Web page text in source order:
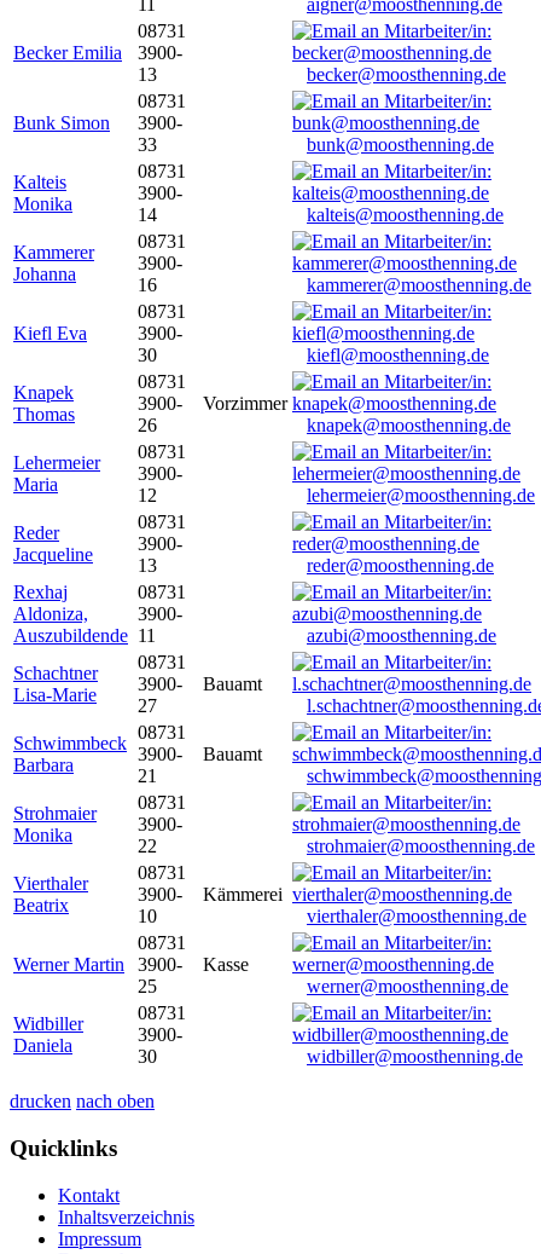
aigner@moosthenning.de
Becker Emilia
08731
3900-
13
becker@moosthenning.de
Bunk Simon
08731
3900-
33
bunk@moosthenning.de
Kalteis
Monika
08731
3900-
14
kalteis@moosthenning.de
Kammerer
Johanna
08731
3900-
16
kammerer@moosthenning.de
Kiefl Eva
08731
3900-
30
kiefl@moosthenning.de
Knapek
Thomas
08731
3900-
26
Vorzimmer
knapek@moosthenning.de
Lehermeier
Maria
08731
3900-
12
lehermeier@moosthenning.de
Reder
Jacqueline
08731
3900-
13
reder@moosthenning.de
Rexhaj
Aldoniza,
Auszubildende
08731
3900-
11
azubi@moosthenning.de
Schachtner
Lisa-Marie
08731
3900-
27
Bauamt
Schwimmbeck
Barbara
08731
3900-
21
Bauamt
Strohmaier
Monika
08731
3900-
22
strohmaier@moosthenning.de
Vierthaler
Beatrix
08731
3900-
10
Kämmerei
vierthaler@moosthenning.de
Werner Martin
08731
3900-
25
Kasse
werner@moosthenning.de
Widbiller
Daniela
08731
3900-
30
widbiller@moosthenning.de
drucken nach oben
Quicklinks
Kontakt
Inhaltsverzeichnis
Impressum